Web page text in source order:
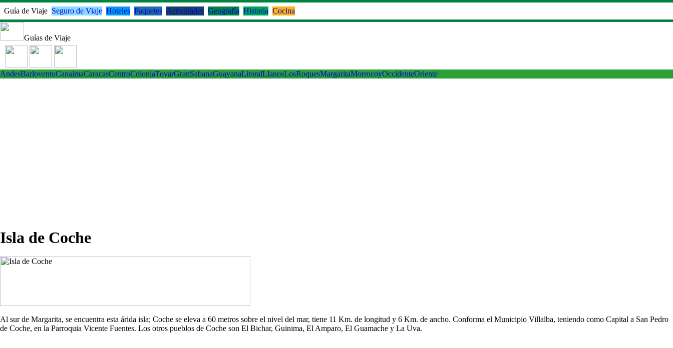
Guía de Viaje Seguro de Viaje Hoteles Paquetes Actividades Geografía Historia Cocina
Guías de Viaje
AndesBarloventoCanaimaCaracasCentroColoniaTovarGranSabanaGuayanaLitoralLlanosLosRoquesMargaritaMorrocoyOccidenteOriente
Isla de Coche
Al sur de Margarita, se encuentra esta árida isla; Coche se eleva a 60 metros sobre el nivel del mar, tiene 11 Km. de longitud y 6 Km. de ancho. Conforma el Municipio Villalba, teniendo como Capital a San Pedro
de Coche, en la Parroquia Vicente Fuentes. Los otros pueblos de Coche son El Bichar, Guinima, El Amparo, El Guamache y La Uva.